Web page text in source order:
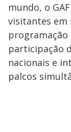
mundo, o
visitantes em
programação
participação
nacionais e
palcos